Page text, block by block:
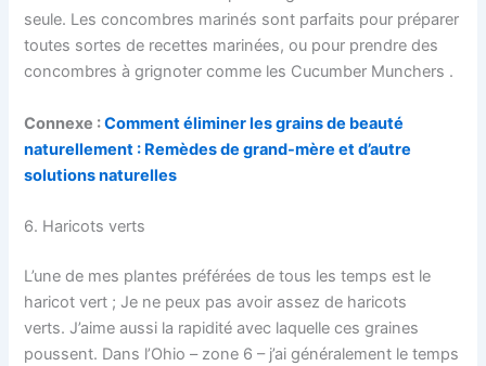
seule. Les concombres marinés sont parfaits pour préparer
toutes sortes de recettes marinées, ou pour prendre des
concombres à grignoter comme les Cucumber Munchers .
Connexe :Comment éliminer les grains de beauté
naturellement : Remèdes de grand-mère et d’autre
solutions naturelles
6. Haricots verts
L’une de mes plantes préférées de tous les temps est le
haricot vert ; Je ne peux pas avoir assez de haricots
verts. J’aime aussi la rapidité avec laquelle ces graines
poussent. Dans l’Ohio – zone 6 – j’ai généralement le temps